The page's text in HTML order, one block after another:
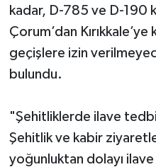
kadar, D-785 ve D-190
Çorum’dan
geçişlere izin
bulundu.
"Şehitliklerde ilave
Şehitlik ve kabir
yoğunluktan dolayı ilave